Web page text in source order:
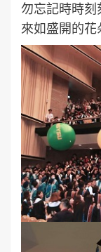
勿忘記時時刻
來如盛開的花